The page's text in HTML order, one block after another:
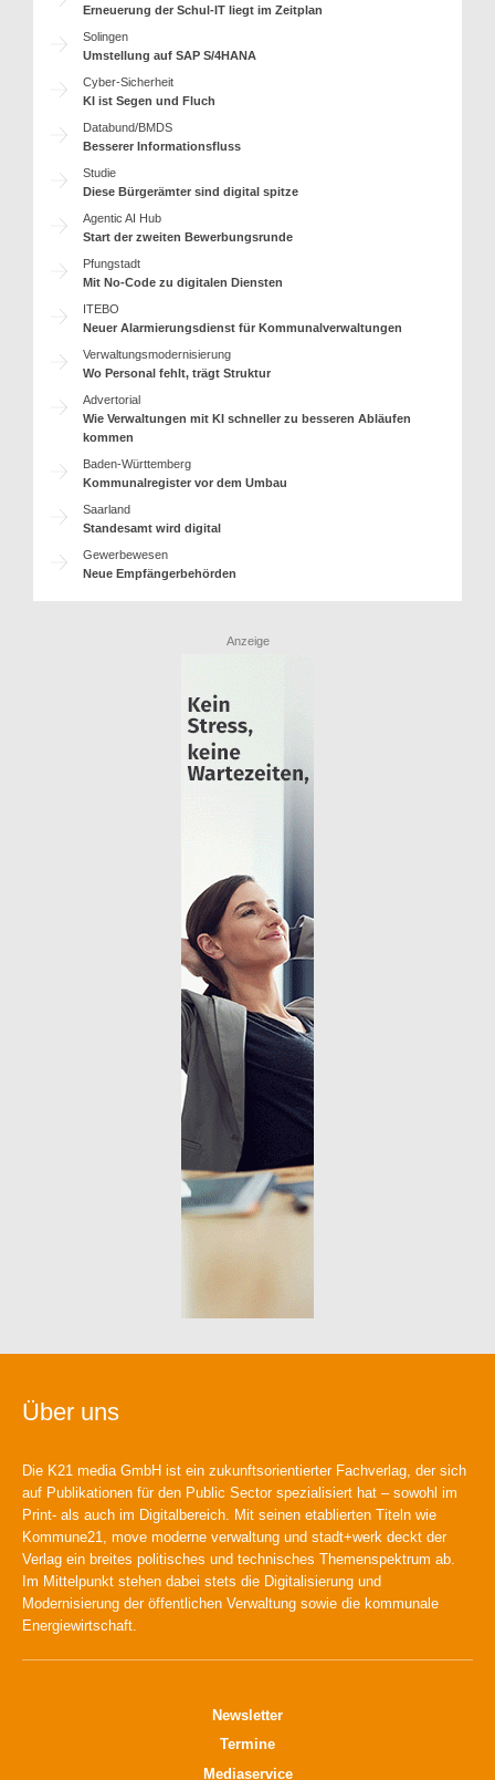
Erneuerung der Schul-IT liegt im Zeitplan
Solingen
Umstellung auf SAP S/4HANA
Cyber-Sicherheit
KI ist Segen und Fluch
Databund/BMDS
Besserer Informationsfluss
Studie
Diese Bürgerämter sind digital spitze
Agentic AI Hub
Start der zweiten Bewerbungsrunde
Pfungstadt
Mit No-Code zu digitalen Diensten
ITEBO
Neuer Alarmierungsdienst für Kommunalverwaltungen
Verwaltungsmodernisierung
Wo Personal fehlt, trägt Struktur
Advertorial
Wie Verwaltungen mit KI schneller zu besseren Abläufen
kommen
Baden-Württemberg
Kommunalregister vor dem Umbau
Saarland
Standesamt wird digital
Gewerbewesen
Neue Empfängerbehörden
Anzeige
Über uns
Die K21 media GmbH ist ein zukunftsorientierter Fachverlag, der sich
auf Publikationen für den Public Sector spezialisiert hat – sowohl im
Print- als auch im Digitalbereich. Mit seinen etablierten Titeln wie
Kommune21, move moderne verwaltung und stadt+werk deckt der
Verlag ein breites politisches und technisches Themenspektrum ab.
Im Mittelpunkt stehen dabei stets die Digitalisierung und
Modernisierung der öffentlichen Verwaltung sowie die kommunale
Energiewirtschaft.
Newsletter
Termine
Mediaservice